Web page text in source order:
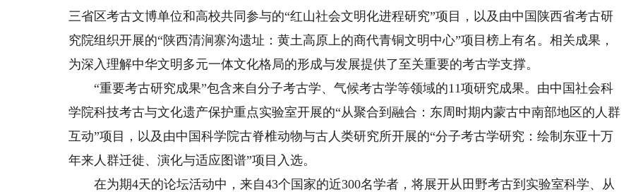
三省区考古文博单位和高校共同参与的“红山社会文明化进程研究”项目，以及由中国陕西省考古研
究院组织开展的“陕西清涧寨沟遗址：黄土高原上的商代青铜文明中心”项目榜上有名。相关成果，
为深入理解中华文明多元一体文化格局的形成与发展提供了至关重要的考古学支撑。
“重要考古研究成果”包含来自分子考古学、气候考古学等领域的11项研究成果。由中国社会科
学院科技考古与文化遗产保护重点实验室开展的“从聚合到融合：东周时期内蒙古中南部地区的人群
互动”项目，以及由中国科学院古脊椎动物与古人类研究所开展的“分子考古学研究：绘制东亚十万
年来人群迁徙、演化与适应图谱”项目入选。
在为期4天的论坛活动中，来自43个国家的近300名学者，将展开从田野考古到实验室科学、从